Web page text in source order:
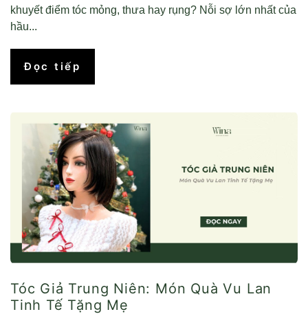
khuyết điểm tóc mỏng, thưa hay rụng? Nỗi sợ lớn nhất của
hầu...
Đọc tiếp
Tóc Giả Trung Niên: Món Quà Vu Lan
Tinh Tế Tặng Mẹ